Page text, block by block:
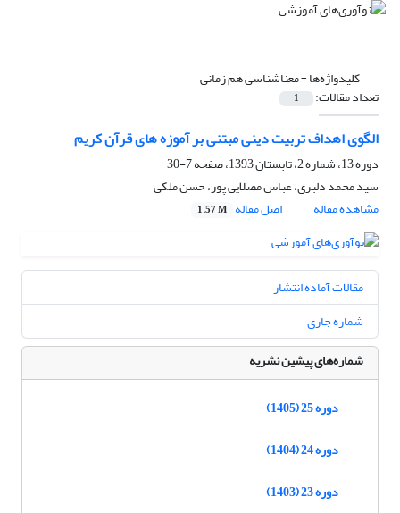
کلیدواژه‌ها =معناشناسی هم زمانی
تعداد مقالات: 1
الگوی اهداف تربیت دینی مبتنی بر آموزه های قرآن کریم
دوره 13، شماره 2، تابستان 1393، صفحه
7-30
سید محمد دلبری، عباس مصلایی پور، حسن ملکی
مشاهده مقاله
اصل مقاله 1.57 M
مقالات آماده انتشار
شماره جاری
شماره‌های پیشین نشریه
دوره 25 (1405)
دوره 24 (1404)
دوره 23 (1403)